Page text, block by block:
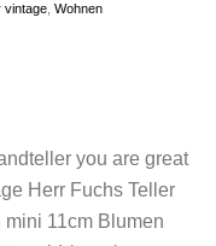
vintage ,Wohnen